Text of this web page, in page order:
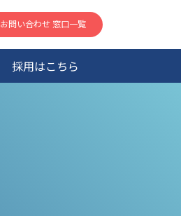
お問い合わせ 窓口一覧
採用はこちら